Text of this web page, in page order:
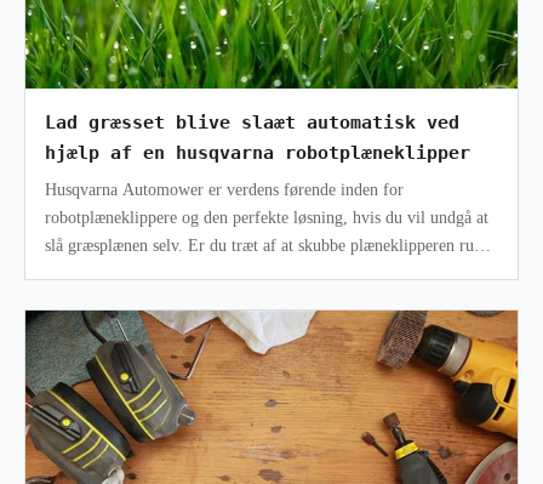
Lad græsset blive slaæt automatisk ved
hjælp af en husqvarna robotplæneklipper
Husqvarna Automower er verdens førende inden for
robotplæneklippere og den perfekte løsning, hvis du vil undgå at
slå græsplænen selv. Er du træt af at skubbe plæneklipperen rundt